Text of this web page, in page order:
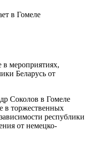
в Гомеле
Соколов в Гомеле
в торжественных
республики
от немецко-